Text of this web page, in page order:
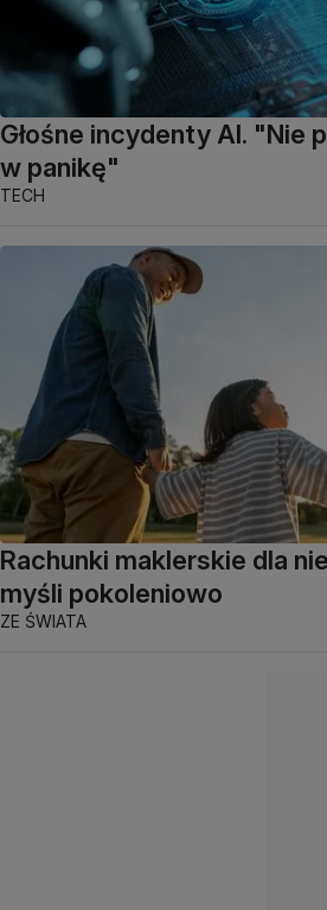
Głośne incydenty AI. "Nie
w panikę"
TECH
Rachunki maklerskie dla
myśli pokoleniowo
ZE ŚWIATA